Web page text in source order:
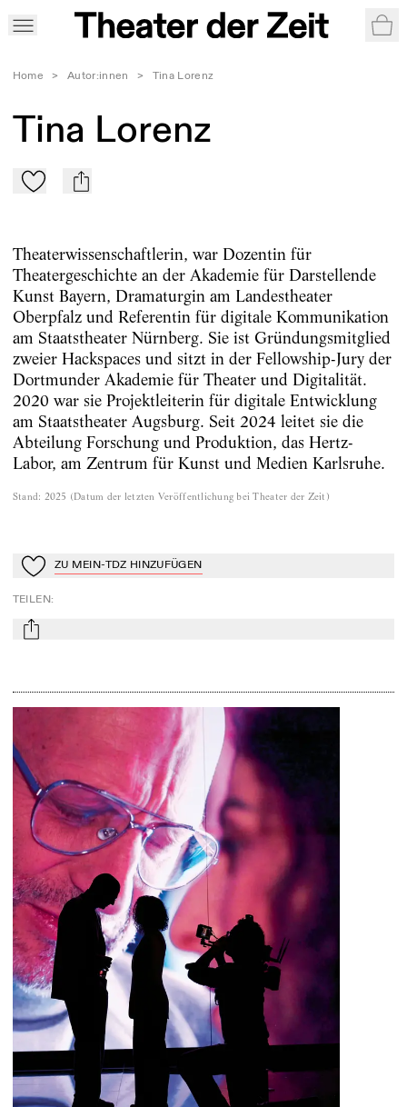
Home > Autor:innen > Tina Lorenz
Tina Lorenz
Zu Mein-TdZ hinzufügen
mail
Theaterwissenschaftlerin, war Dozentin für
Theatergeschichte an der Akademie für Darstellende
Kunst Bayern, Dramaturgin am Landestheater
Oberpfalz und Referentin für digitale Kommunikation
am Staatstheater Nürnberg. Sie ist Gründungsmitglied
zweier Hackspaces und sitzt in der Fellowship-Jury der
Dortmunder Akademie für Theater und Digitalität.
2020 war sie Projektleiterin für digitale Entwicklung
am Staatstheater Augsburg. Seit 2024 leitet sie die
Abteilung Forschung und Produktion, das Hertz-
Labor, am Zentrum für Kunst und Medien Karlsruhe.
Stand: 2025 (Datum der letzten Veröffentlichung bei Theater der Zeit )
Zu Mein-TdZ hinzufügen
ZU MEIN-TDZ HINZUFÜGEN
TEILEN:
mail